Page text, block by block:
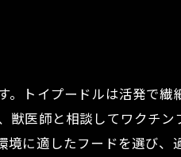
トイプードルは活発で繊
医師と相談してワクチ
に適したフードを選び、